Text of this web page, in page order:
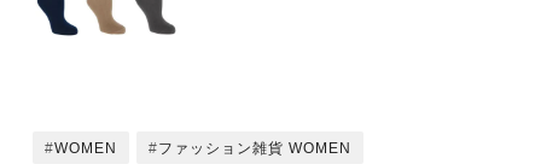
WOMEN ファッション雑貨 WOMEN